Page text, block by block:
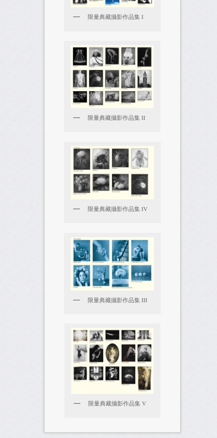
限量典藏攝影作品集 I
限量典藏攝影作品集 II
限量典藏攝影作品集 IV
限量典藏攝影作品集 III
限量典藏攝影作品集 V